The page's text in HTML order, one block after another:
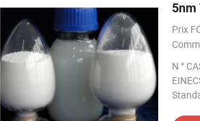
5nm
Prix
N °